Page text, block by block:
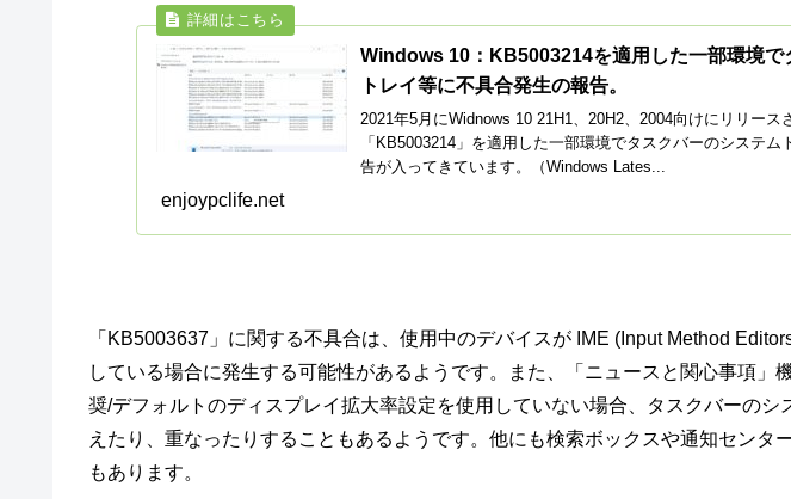
Windows 10：KB5003214を適用した一部環境で
トレイ等に不具合発生の報告。
2021年5月にWidnows 10 21H1、20H2、2004向けにリリース
「KB5003214」を適用した一部環境でタスクバーのシステム
告が入ってきています。（Windows Lates...
enjoypclife.net
「KB5003637」に関する不具合は、使用中のデバイスが IME (Input Method
している場合に発生する可能性があるようです。また、「ニュースと関心事項」
奨/デフォルトのディスプレイ拡大率設定を使用していない場合、タスクバーのシ
えたり、重なったりすることもあるようです。他にも検索ボックスや通知センタ
もあります。